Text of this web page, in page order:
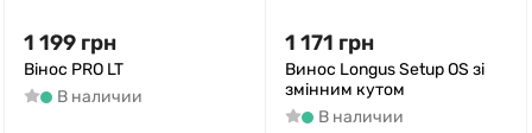
1 199 грн
Вінос PRO LT
В наличии
1 171 грн
Винос Longus Setup OS зі
змінним кутом
В наличии